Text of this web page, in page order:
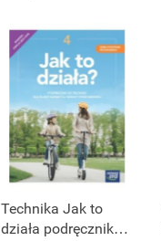
Technika Jak to
działa podręcznik